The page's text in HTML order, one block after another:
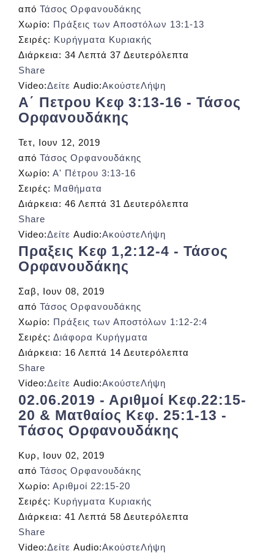
από Τάσος Ορφανουδάκης
Χωρίο: Πράξεις των Αποστόλων 13:1-13
Σειρές: Κυρήγματα Κυριακής
Διάρκεια: 34 Λεπτά 37 Δευτερόλεπτα
Share
Video:Δείτε Audio:ΑκούστεΛήψη
Α΄ Πετρου Κεφ 3:13-16 - Τάσος
Ορφανουδάκης
Τετ, Ιουν 12, 2019
από Τάσος Ορφανουδάκης
Χωρίο: Α' Πέτρου 3:13-16
Σειρές: Μαθήματα
Διάρκεια: 46 Λεπτά 31 Δευτερόλεπτα
Share
Video:Δείτε Audio:ΑκούστεΛήψη
Πραξεις Κεφ 1,2:12-4 - Τάσος
Ορφανουδάκης
Σαβ, Ιουν 08, 2019
από Τάσος Ορφανουδάκης
Χωρίο: Πράξεις των Αποστόλων 1:12-2:4
Σειρές: Διάφορα Κυρήγματα
Διάρκεια: 16 Λεπτά 14 Δευτερόλεπτα
Share
Video:Δείτε Audio:ΑκούστεΛήψη
02.06.2019 - Αριθμοί Κεφ.22:15-
20 & Ματθαίος Κεφ. 25:1-13 -
Tάσος Ορφανουδάκης
Κυρ, Ιουν 02, 2019
από Τάσος Ορφανουδάκης
Χωρίο: Αριθμοί 22:15-20
Σειρές: Κυρήγματα Κυριακής
Διάρκεια: 41 Λεπτά 58 Δευτερόλεπτα
Share
Video:Δείτε Audio:ΑκούστεΛήψη